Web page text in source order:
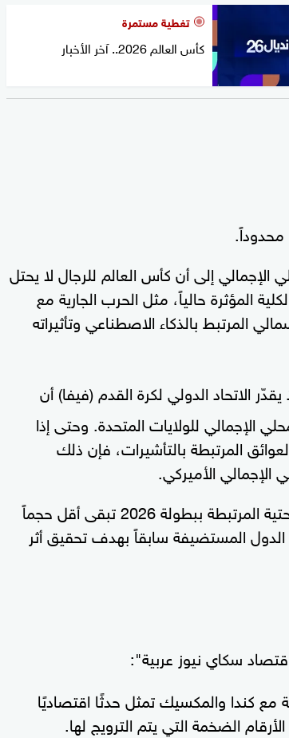
تغطية مستمرة
كأس العالم 2026.. آخر الأخبار
محدوداً.
الإجمالي إلى أن كأس العالم للرجال لا يحتل
المؤثرة حالياً، مثل الحرب الجارية مع
المرتبط بالذكاء الاصطناعي وتأثيراته
الاتحاد الدولي لكرة القدم (فيفا) أن
في الناتج المحلي الإجمالي للولايات المتحدة. وحتى إذا
المرتبطة بالتأشيرات، فإن ذلك
أما على المدى الطويل، فإن الاستثمارات في البنية التحتية المرتبطة ببطولة 2026 تبقى أقل حجماً
الدول المستضيفة سابقاً بهدف تحقيق أثر
سكاي نيوز عربية":
المتحدة لكأس العالم 2026 بالشراكة مع كندا والمكسيك تمثل حدثًا اقتصاديًا
الضخمة التي يتم الترويج لها.